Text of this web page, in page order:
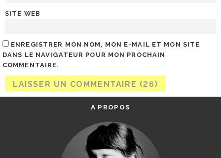
SITE WEB
ENREGISTRER MON NOM, MON E-MAIL ET MON SITE
DANS LE NAVIGATEUR POUR MON PROCHAIN
COMMENTAIRE.
A PROPOS